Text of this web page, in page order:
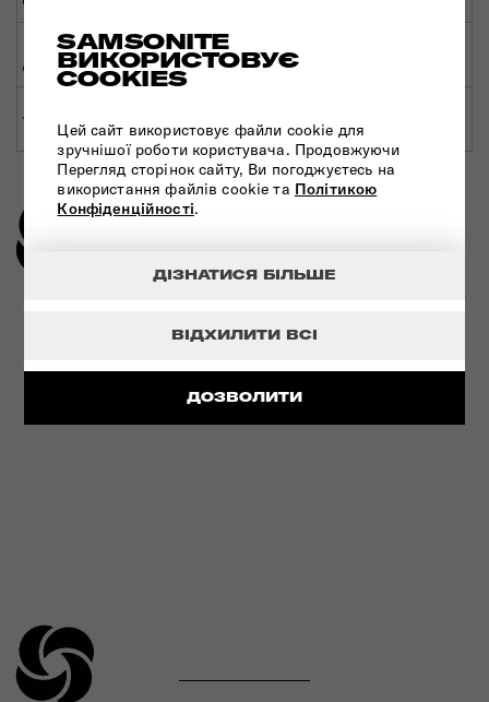
SAMSONITE
ВИКОРИСТОВУЄ
COOKIES
Цей сайт використовує файли cookie для
зручнішої роботи користувача. Продовжуючи
Перегляд сторінок сайту, Ви погоджуєтесь на
використання файлів cookie та Політикою
Конфіденційності.
ДОЗВОЛИТИ
ВІДХИЛИТИ ВСІ
ДІЗНАТИСЯ БІЛЬШЕ
МЕРЕЖА МАГАЗИНІВ
ПО УКРАЇНІ
СВІТОВА ГАРАНТІЯ
КОНСУЛЬТАЦІЯ
ПЕРЕГЛЯНУТИ